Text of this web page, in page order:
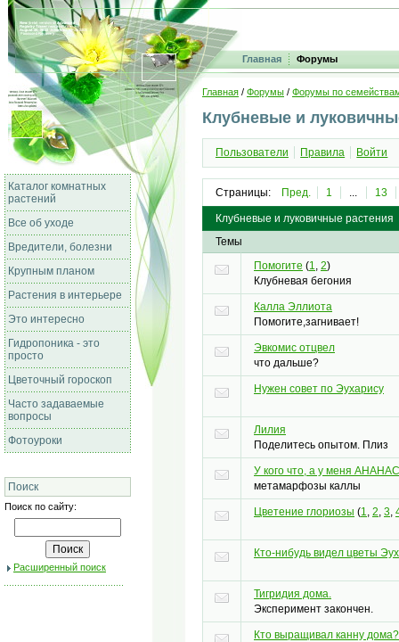
Главная Форумы
Каталог комнатных
растений
Все об уходе
Вредители, болезни
Крупным планом
Растения в интерьере
Это интересно
Гидропоника - это
просто
Цветочный гороскоп
Часто задаваемые
вопросы
Фотоуроки
Поиск
Поиск по сайту:
Расширенный поиск
Главная / Форумы / Форумы по
Клубневые и
Пользователи Правила Войти
Страницы: Пред. 1 ... 13
Клубневые и луковичные растения
Темы
Помогите (1, 2)
Клубневая бегония
Калла Эллиота
Помогите,загнивает!
Эвкомис отцвел
что дальше?
Нужен совет по Эухарису
Лилия
Поделитесь опытом. Плиз
У кого что, а у меня АНАНАС
метамарфозы каллы
Цветение глориозы (1, 2, 3,
Кто-нибудь видел цветы
Тигридия дома.
Эксперимент закончен.
Кто выращивал канну дома?